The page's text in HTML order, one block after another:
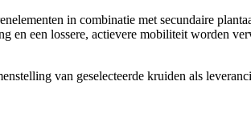
in combinatie met secundaire
en een lossere, actievere mobiliteit worden
van geselecteerde kruiden als